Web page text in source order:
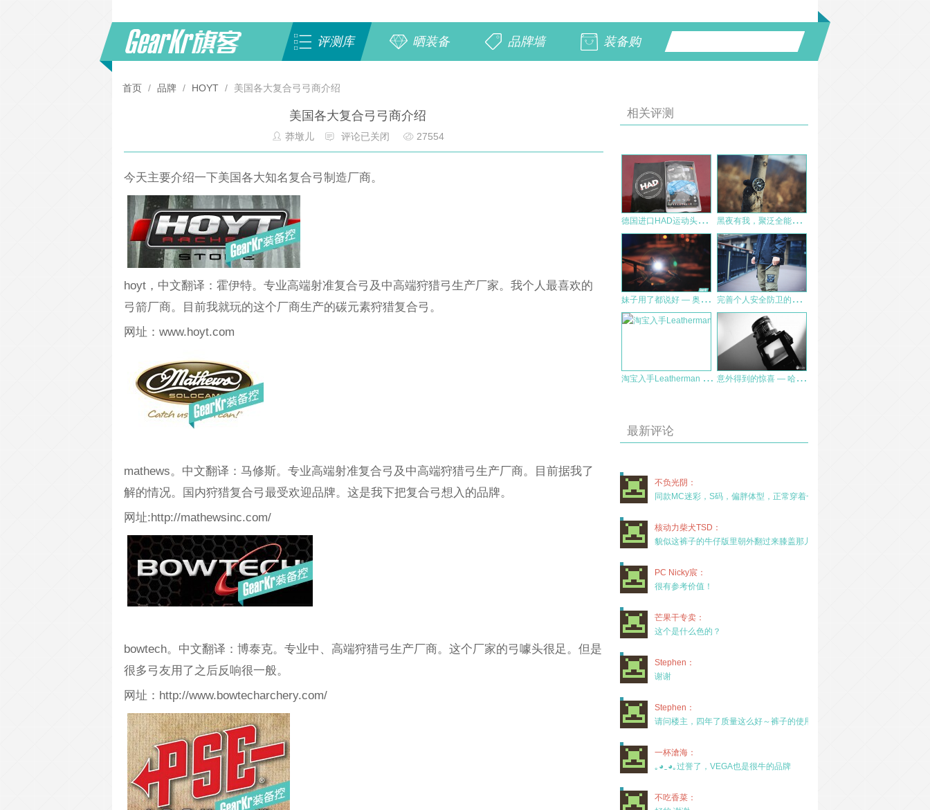
评测库 晒装备 品牌墙 装备购
首页 / 品牌 / HOYT / 美国各大复合弓弓商介绍
美国各大复合弓弓商介绍
莽墩儿 评论已关闭 27554
今天主要介绍一下美国各大知名复合弓制造厂商。
hoyt，中文翻译：霍伊特。专业高端射准复合弓及中高端狩猎弓生产厂家。我个人最喜欢的
弓箭厂商。目前我就玩的这个厂商生产的碳元素狩猎复合弓。
网址：www.hoyt.com
mathews。中文翻译：马修斯。专业高端射准复合弓及中高端狩猎弓生产厂商。目前据我了
解的情况。国内狩猎复合弓最受欢迎品牌。这是我下把复合弓想入的品牌。
网址:http://mathewsinc.com/
bowtech。中文翻译：博泰克。专业中、高端狩猎弓生产厂商。这个厂家的弓噱头很足。但是
很多弓友用了之后反响很一般。
网址：http://www.bowtecharchery.com/
相关评测
德
国进口HAD运动头巾测评报告 黑
夜有我，聚泛全能，一只足矣——ACEBEAM X10高性能手电
妹
子用了都说好 — 奥德宝HEX62六面体骑行手电 完
善个人安全防卫的另一选择——纳拓安全求生伸缩棒
淘
宝入手Leatherman Wingman两年使用感受 意
外得到的惊喜 — 哈苏 503cx 半年使用报告
最新评论
不负光阴：
同款MC迷彩，S码，偏胖体型，正常穿着一年半，没
核动力柴犬TSD：
貌似这裤子的牛仔版里朝外翻过来膝盖那儿有放护膝的
PC Nicky宸：
很有参考价值！
芒果干专卖：
这个是什么色的？
Stephen：
谢谢
Stephen：
请问楼主，四年了质量这么好～裤子的使用率高吗？
一杯滄海：
｡◕‿◕｡过誉了，VEGA也是很牛的品牌
不吃香菜：